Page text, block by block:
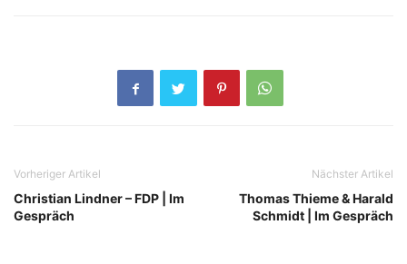
Vorheriger Artikel
Christian Lindner – FDP | Im
Gespräch
Nächster Artikel
Thomas Thieme & Harald
Schmidt | Im Gespräch